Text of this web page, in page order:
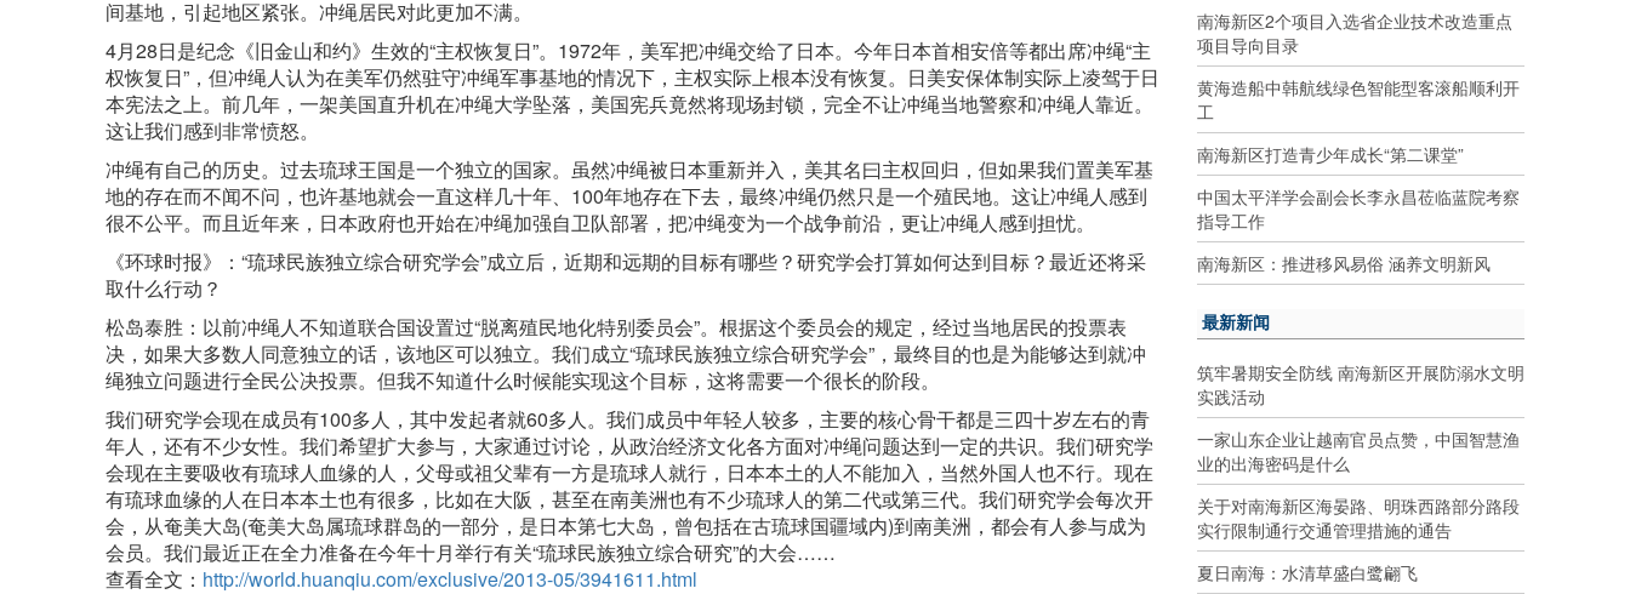
间基地，引起地区紧张。冲绳居民对此更加不满。
4月28日是纪念《旧金山和约》生效的“主权恢复日”。1972年，美军把冲绳交给了日本。今年日本首相安倍等都出席冲绳“主
权恢复日”，但冲绳人认为在美军仍然驻守冲绳军事基地的情况下，主权实际上根本没有恢复。日美安保体制实际上凌驾于日
本宪法之上。前几年，一架美国直升机在冲绳大学坠落，美国宪兵竟然将现场封锁，完全不让冲绳当地警察和冲绳人靠近。
这让我们感到非常愤怒。
冲绳有自己的历史。过去琉球王国是一个独立的国家。虽然冲绳被日本重新并入，美其名曰主权回归，但如果我们置美军基
地的存在而不闻不问，也许基地就会一直这样几十年、100年地存在下去，最终冲绳仍然只是一个殖民地。这让冲绳人感到
很不公平。而且近年来，日本政府也开始在冲绳加强自卫队部署，把冲绳变为一个战争前沿，更让冲绳人感到担忧。
《环球时报》：“琉球民族独立综合研究学会”成立后，近期和远期的目标有哪些？研究学会打算如何达到目标？最近还将采
取什么行动？
松岛泰胜：以前冲绳人不知道联合国设置过“脱离殖民地化特别委员会”。根据这个委员会的规定，经过当地居民的投票表
决，如果大多数人同意独立的话，该地区可以独立。我们成立“琉球民族独立综合研究学会”，最终目的也是为能够达到就冲
绳独立问题进行全民公决投票。但我不知道什么时候能实现这个目标，这将需要一个很长的阶段。
我们研究学会现在成员有100多人，其中发起者就60多人。我们成员中年轻人较多，主要的核心骨干都是三四十岁左右的青
年人，还有不少女性。我们希望扩大参与，大家通过讨论，从政治经济文化各方面对冲绳问题达到一定的共识。我们研究学
会现在主要吸收有琉球人血缘的人，父母或祖父辈有一方是琉球人就行，日本本土的人不能加入，当然外国人也不行。现在
有琉球血缘的人在日本本土也有很多，比如在大阪，甚至在南美洲也有不少琉球人的第二代或第三代。我们研究学会每次开
会，从奄美大岛(奄美大岛属琉球群岛的一部分，是日本第七大岛，曾包括在古琉球国疆域内)到南美洲，都会有人参与成为
会员。我们最近正在全力准备在今年十月举行有关“琉球民族独立综合研究”的大会……
查看全文： http://world.huanqiu.com/exclusive/2013-05/3941611.html
南海新区2个项目入选省企业技术改造重点
项目导向目录
黄海造船中韩航线绿色智能型客滚船顺利开
工
南海新区打造青少年成长“第二课堂”
中国太平洋学会副会长李永昌莅临蓝院考察
指导工作
南海新区：推进移风易俗 涵养文明新风
最新新闻
筑牢暑期安全防线 南海新区开展防溺水文明
实践活动
一家山东企业让越南官员点赞，中国智慧渔
业的出海密码是什么
关于对南海新区海晏路、明珠西路部分路段
实行限制通行交通管理措施的通告
夏日南海：水清草盛白鹭翩飞